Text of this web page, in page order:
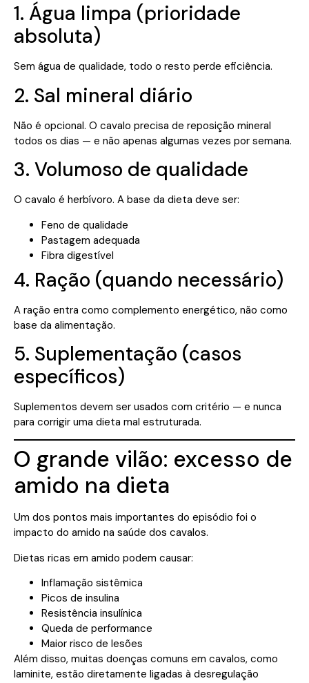
1. Água limpa (prioridade
absoluta)
Sem água de qualidade, todo o resto perde eficiência.
2. Sal mineral diário
Não é opcional. O cavalo precisa de reposição mineral
todos os dias — e não apenas algumas vezes por semana.
3. Volumoso de qualidade
O cavalo é herbívoro. A base da dieta deve ser:
Feno de qualidade
Pastagem adequada
Fibra digestível
4. Ração (quando necessário)
A ração entra como complemento energético, não como
base da alimentação.
5. Suplementação (casos
específicos)
Suplementos devem ser usados com critério — e nunca
para corrigir uma dieta mal estruturada.
O grande vilão: excesso de
amido na dieta
Um dos pontos mais importantes do episódio foi o
impacto do amido na saúde dos cavalos.
Dietas ricas em amido podem causar:
Inflamação sistêmica
Picos de insulina
Resistência insulínica
Queda de performance
Maior risco de lesões
Além disso, muitas doenças comuns em cavalos, como
laminite, estão diretamente ligadas à desregulação